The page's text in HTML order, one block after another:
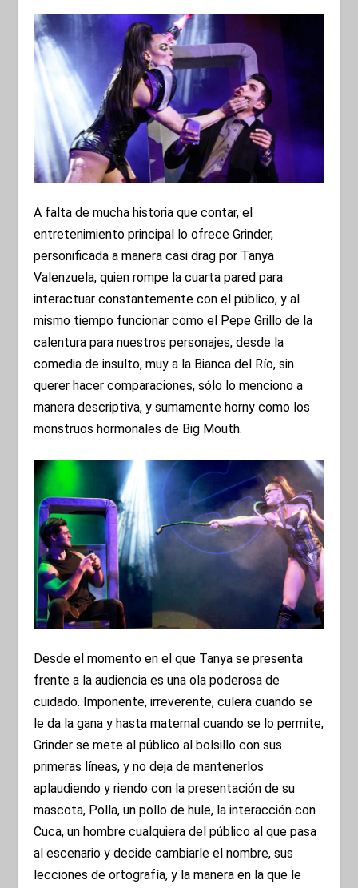
A falta de mucha historia que contar, el
entretenimiento principal lo ofrece Grinder,
personificada a manera casi drag por Tanya
Valenzuela, quien rompe la cuarta pared para
interactuar constantemente con el público, y al
mismo tiempo funcionar como el Pepe Grillo de la
calentura para nuestros personajes, desde la
comedia de insulto, muy a la Bianca del Río, sin
querer hacer comparaciones, sólo lo menciono a
manera descriptiva, y sumamente horny como los
monstruos hormonales de Big Mouth.
Desde el momento en el que Tanya se presenta
frente a la audiencia es una ola poderosa de
cuidado. Imponente, irreverente, culera cuando se
le da la gana y hasta maternal cuando se lo permite,
Grinder se mete al público al bolsillo con sus
primeras líneas, y no deja de mantenerlos
aplaudiendo y riendo con la presentación de su
mascota, Polla, un pollo de hule, la interacción con
Cuca, un hombre cualquiera del público al que pasa
al escenario y decide cambiarle el nombre, sus
lecciones de ortografía, y la manera en la que le